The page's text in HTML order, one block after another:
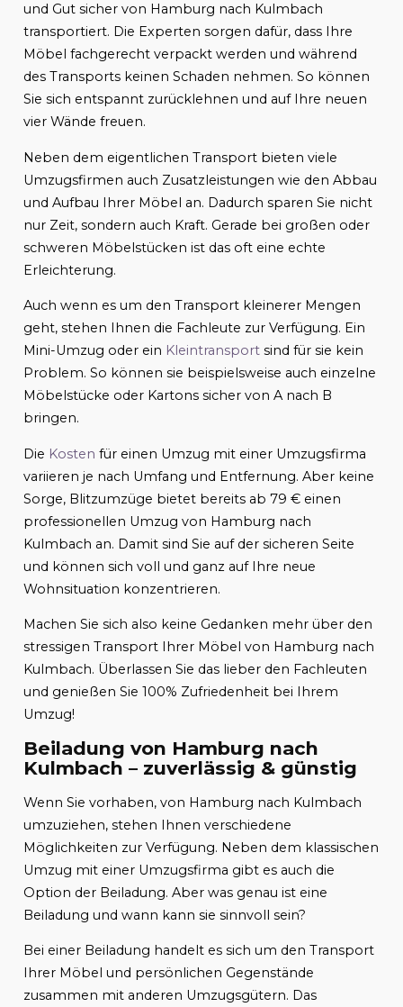
und Gut sicher von Hamburg nach Kulmbach
transportiert. Die Experten sorgen dafür, dass Ihre
Möbel fachgerecht verpackt werden und während
des Transports keinen Schaden nehmen. So können
Sie sich entspannt zurücklehnen und auf Ihre neuen
vier Wände freuen.
Neben dem eigentlichen Transport bieten viele
Umzugsfirmen auch Zusatzleistungen wie den Abbau
und Aufbau Ihrer Möbel an. Dadurch sparen Sie nicht
nur Zeit, sondern auch Kraft. Gerade bei großen oder
schweren Möbelstücken ist das oft eine echte
Erleichterung.
Auch wenn es um den Transport kleinerer Mengen
geht, stehen Ihnen die Fachleute zur Verfügung. Ein
Mini-Umzug oder ein Kleintransportsind für sie kein
Problem. So können sie beispielsweise auch einzelne
Möbelstücke oder Kartons sicher von A nach B
bringen.
Die Kosten für einen Umzug mit einer Umzugsfirma
variieren je nach Umfang und Entfernung. Aber keine
Sorge, Blitzumzüge bietet bereits ab 79 € einen
professionellen Umzug von Hamburg nach
Kulmbach an. Damit sind Sie auf der sicheren Seite
und können sich voll und ganz auf Ihre neue
Wohnsituation konzentrieren.
Machen Sie sich also keine Gedanken mehr über den
stressigen Transport Ihrer Möbel von Hamburg nach
Kulmbach. Überlassen Sie das lieber den Fachleuten
und genießen Sie 100% Zufriedenheit bei Ihrem
Umzug!
Beiladung von Hamburg nach
Kulmbach – zuverlässig & günstig
Wenn Sie vorhaben, von Hamburg nach Kulmbach
umzuziehen, stehen Ihnen verschiedene
Möglichkeiten zur Verfügung. Neben dem klassischen
Umzug mit einer Umzugsfirma gibt es auch die
Option der Beiladung. Aber was genau ist eine
Beiladung und wann kann sie sinnvoll sein?
Bei einer Beiladung handelt es sich um den Transport
Ihrer Möbel und persönlichen Gegenstände
zusammen mit anderen Umzugsgütern. Das